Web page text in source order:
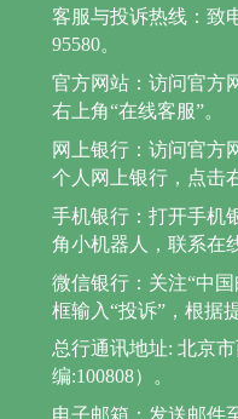
客服与投诉热线：致
95580。
官方网站：访问官方
右上角“在线客服”。
网上银行：访问官方
个人网上银行，点击
手机银行：打开手机
角小机器人，联系在
微信银行：关注“中
框输入“投诉”，根据
总行通讯地址: 北京
编:100808）。